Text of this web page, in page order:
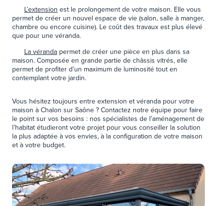
L’extension est le prolongement de votre maison. Elle vous
permet de créer un nouvel espace de vie (salon, salle à manger,
chambre ou encore cuisine). Le coût des travaux est plus élevé
que pour une véranda.
La véranda permet de créer une pièce en plus dans sa
maison. Composée en grande partie de châssis vitrés, elle
permet de profiter d’un maximum de luminosité tout en
contemplant votre jardin.
Vous hésitez toujours entre extension et véranda pour votre
maison à Chalon sur Saône ? Contactez notre équipe pour faire
le point sur vos besoins : nos spécialistes de l’aménagement de
l’habitat étudieront votre projet pour vous conseiller la solution
la plus adaptée à vos envies, à la configuration de votre maison
et à votre budget.